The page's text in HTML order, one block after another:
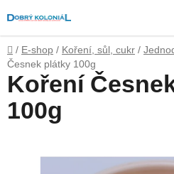
na
obsah
Domů
/ E-shop / Koření, sůl, cukr /
Česnek plátky 100g
Koření
100g